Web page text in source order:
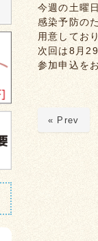
今週の土曜
感染予防の
用意してお
次回は8月
参加申込を
« Prev